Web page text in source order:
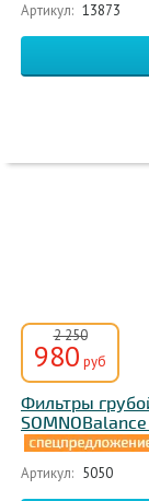
Артикул: 13873
2 250
980 руб
Фильтры
Артикул: 5050